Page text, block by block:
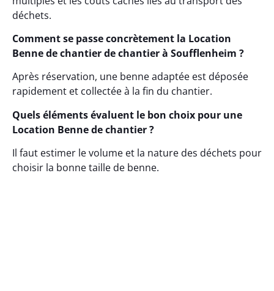
déchets.
Comment se passe concrètement la Location
Benne de chantier de chantier à Soufflenheim ?
Après réservation, une benne adaptée est déposée
rapidement et collectée à la fin du chantier.
Quels éléments évaluent le bon choix pour une
Location Benne de chantier ?
Il faut estimer le volume et la nature des déchets pour
choisir la bonne taille de benne.